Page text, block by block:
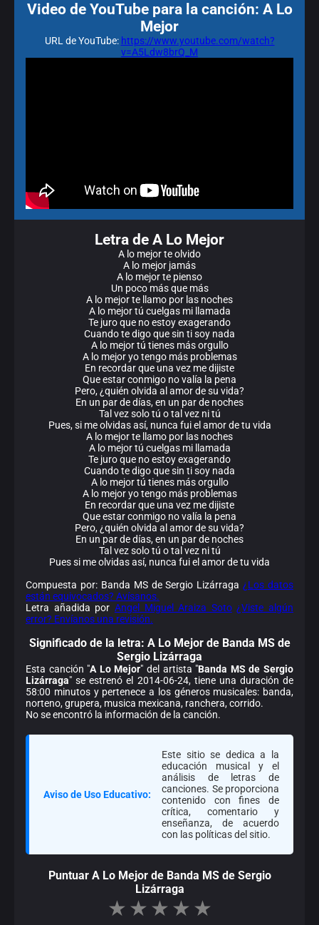
Video de YouTube para la canción: A Lo
Mejor
URL de YouTube: https://www.youtube.com/watch?
v=A5Ldw8brQ_M
Letra de A Lo Mejor
A lo mejor te olvido
A lo mejor jamás
A lo mejor te pienso
Un poco más que más
A lo mejor te llamo por las noches
A lo mejor tú cuelgas mi llamada
Te juro que no estoy exagerando
Cuando te digo que sin ti soy nada
A lo mejor tú tienes más orgullo
A lo mejor yo tengo más problemas
En recordar que una vez me dijiste
Que estar conmigo no valía la pena
Pero, ¿quién olvida al amor de su vida?
En un par de días, en un par de noches
Tal vez solo tú o tal vez ni tú
Pues, si me olvidas así, nunca fui el amor de tu vida
A lo mejor te llamo por las noches
A lo mejor tú cuelgas mi llamada
Te juro que no estoy exagerando
Cuando te digo que sin ti soy nada
A lo mejor tú tienes más orgullo
A lo mejor yo tengo más problemas
En recordar que una vez me dijiste
Que estar conmigo no valía la pena
Pero, ¿quién olvida al amor de su vida?
En un par de días, en un par de noches
Tal vez solo tú o tal vez ni tú
Pues si me olvidas así, nunca fui el amor de tu vida
Compuesta por: Banda MS de Sergio Lizárraga¿Los datos
están equivocados? Avísanos.
Letra añadida por Angel Miguel Araiza Soto ¿Viste algún
error? Envíanos una revisión.
Significado de la letra: A Lo Mejor de Banda MS de
Sergio Lizárraga
Esta canción "A Lo Mejor" del artista "Banda MS de Sergio
Lizárraga" se estrenó el 2014-06-24, tiene una duración de
58:00 minutos y pertenece a los géneros musicales: banda,
norteno, grupera, musica mexicana, ranchera, corrido.
No se encontró la información de la canción.
Aviso de Uso Educativo:
Este sitio se dedica a la
educación musical y el
análisis de letras de
canciones. Se proporciona
contenido con fines de
crítica, comentario y
enseñanza, de acuerdo
con las políticas del sitio.
Puntuar A Lo Mejor de Banda MS de Sergio
Lizárraga
★ ★ ★ ★ ★